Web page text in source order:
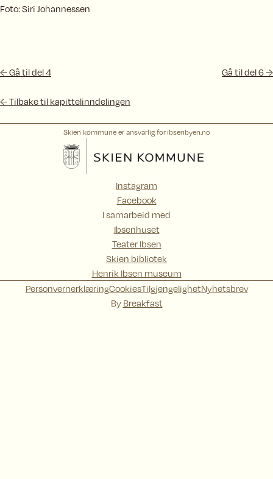
Foto: Siri Johannessen
← Gå til del 4 Gå til del 6 →
← Tilbake til kapittelinndelingen
Skien kommune er ansvarlig for ibsenbyen.no
Instagram
Facebook
I samarbeid med
Ibsenhuset
Teater Ibsen
Skien bibliotek
Henrik Ibsen museum
PersonvernerklæringCookiesTilgjengelighetNyhetsbrev
By Breakfast